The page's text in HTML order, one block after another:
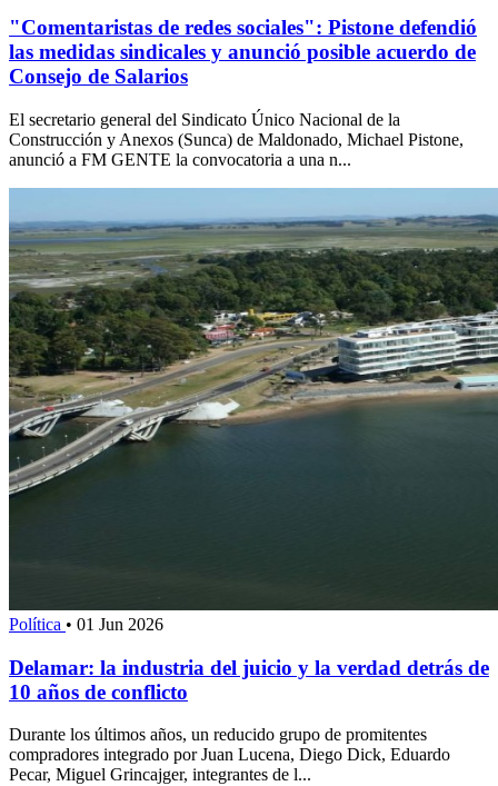
"Comentaristas de redes sociales": Pistone defendió
las medidas sindicales y anunció posible acuerdo de
Consejo de Salarios
El secretario general del Sindicato Único Nacional de la
Construcción y Anexos (Sunca) de Maldonado, Michael Pistone,
anunció a FM GENTE la convocatoria a una n...
Política • 01 Jun 2026
Delamar: la industria del juicio y la verdad detrás de
10 años de conflicto
Durante los últimos años, un reducido grupo de promitentes
compradores integrado por Juan Lucena, Diego Dick, Eduardo
Pecar, Miguel Grincajger, integrantes de l...